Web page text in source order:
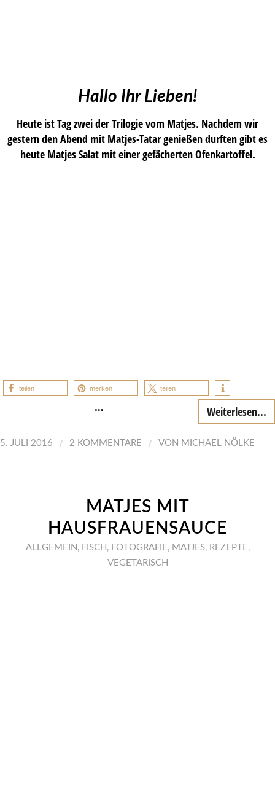
Hallo Ihr Lieben!
Heute ist Tag zwei der Trilogie vom Matjes. Nachdem wir
gestern den Abend mit Matjes-Tatar genießen durften gibt es
heute Matjes Salat mit einer gefächerten Ofenkartoffel.
teilen merken teilen
… Weiterlesen...
5. JULI 2016 / 2 KOMMENTARE / VON MICHAEL NÖLKE
MATJES MIT
HAUSFRAUENSAUCE
ALLGEMEIN , FISCH , FOTOGRAFIE , MATJES, REZEPTE ,
VEGETARISCH